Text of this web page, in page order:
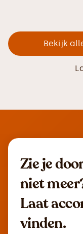
Bekijk
Zie je
niet
Laat
vinden.